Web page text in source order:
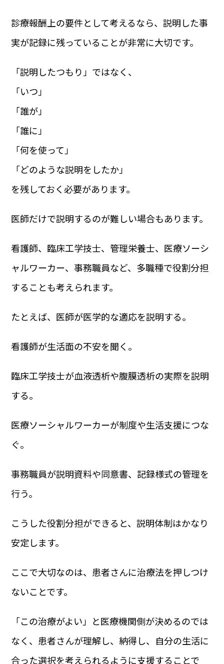
診療報酬上の要件として考えるなら、説明した事
実が記録に残っていることが非常に大切です。
「説明したつもり」ではなく、
「いつ」
「誰が」
「誰に」
「何を使って」
「どのような説明をしたか」
を残しておく必要があります。
医師だけで説明するのが難しい場合もあります。
看護師、臨床工学技士、管理栄養士、医療ソーシ
ャルワーカー、事務職員など、多職種で役割分担
することも考えられます。
たとえば、医師が医学的な適応を説明する。
看護師が生活面の不安を聞く。
臨床工学技士が血液透析や腹膜透析の実際を説明
する。
医療ソーシャルワーカーが制度や生活支援につな
ぐ。
事務職員が説明資料や同意書、記録様式の管理を
行う。
こうした役割分担ができると、説明体制はかなり
安定します。
ここで大切なのは、患者さんに治療法を押しつけ
ないことです。
「この治療がよい」と医療機関側が決めるのでは
なく、患者さんが理解し、納得し、自分の生活に
合った選択を考えられるように支援することで